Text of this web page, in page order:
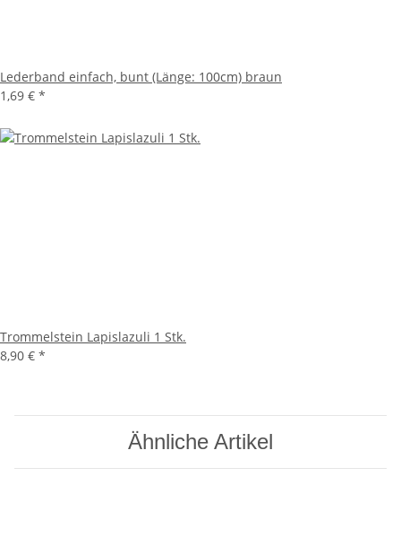
Lederband einfach, bunt (Länge: 100cm) braun
1,69 € *
Trommelstein Lapislazuli 1 Stk.
8,90 € *
Ähnliche Artikel